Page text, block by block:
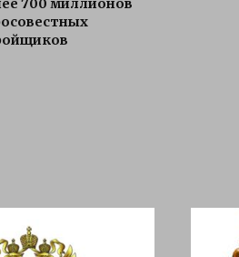
700 миллионов